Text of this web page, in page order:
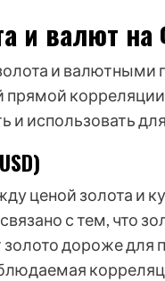
и валют на
и валютными
прямой
использовать
ценой золота и
с тем, что
дороже для